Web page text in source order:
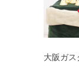
大阪ガス